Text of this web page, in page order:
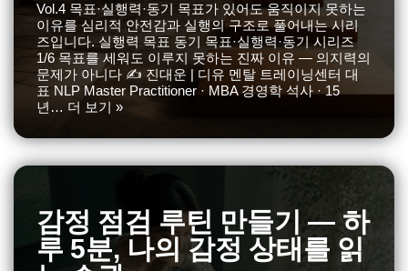
Vol.4 목표·실행력·동기 목표가 있어도 움직이지 못하는
이유를 심리적 안전감과 실행의 구조로 풀어내는 시리
즈입니다. 실행력 목표 동기 목표·실행력·동기 시리즈
1/6 목표를 세워도 이루지 못하는 진짜 이유 — 의지력의
문제가 아니다 ✍️ 진대운 | 디유 멘탈 트레이닝센터 대
표 NLP Master Practitioner · MBA 경영학 석사 · 15
년… 더 보기 »
감정 점검 루틴 만들기 — 하
루 5분, 나의 감정 상태를 읽